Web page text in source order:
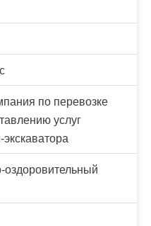
по перевозке
услуг
оздоровительный